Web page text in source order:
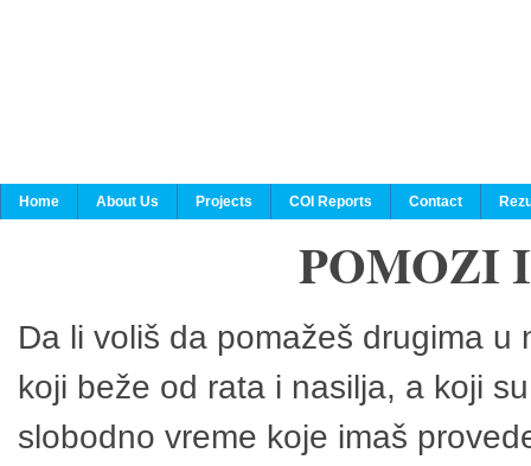
Home About Us Projects COI Reports Contact
POMOZI
Da li voliš da pomažeš drugima
koji beže od rata i nasilja, a koji
slobodno vreme koje imaš